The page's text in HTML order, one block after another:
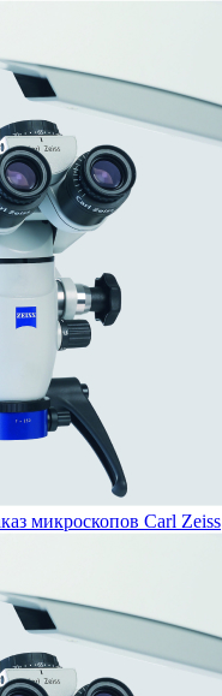
микроскопов Carl Zeiss